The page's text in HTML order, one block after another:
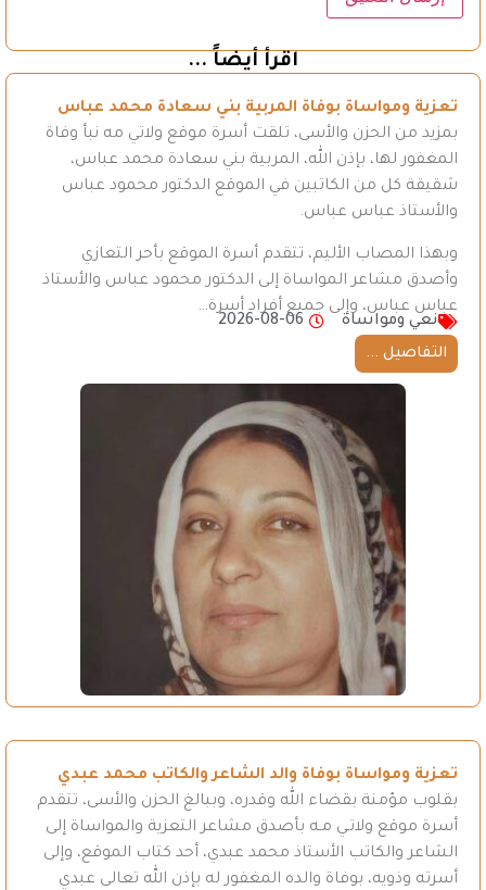
اقرأ أيضاً ...
تعزية ومواساة بوفاة المربية بني سعادة محمد عباس
بمزيد من الحزن والأسى، تلقت أسرة موقع ولاتي مه نبأ وفاة
المغفور لها، بإذن الله، المربية بني سعادة محمد عباس،
شقيقة كل من الكاتبين في الموقع الدكتور محمود عباس
والأستاذ عباس عباس.
وبهذا المصاب الأليم، تتقدم أسرة الموقع بأحر التعازي
وأصدق مشاعر المواساة إلى الدكتور محمود عباس والأستاذ
عباس عباس، وإلى جميع أفراد أسرة…
نعي ومواساة
2026-08-06
التفاصيل ...
تعزية ومواساة بوفاة والد الشاعر والكاتب محمد عبدي
بقلوب مؤمنة بقضاء الله وقدره، وببالغ الحزن والأسى، تتقدم
أسرة موقع ولاتـي مـه بأصدق مشاعر التعزية والمواساة إلى
الشاعر والكاتب الأستاذ محمد عبدي، أحد كتاب الموقع، وإلى
أسرته وذويه، بوفاة والده المغفور له بإذن الله تعالى عبدي